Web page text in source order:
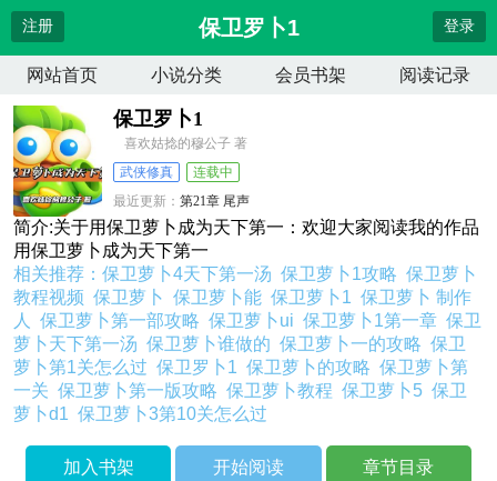
注册 保卫罗卜1 登录
网站首页 小说分类 会员书架 阅读记录
保卫罗卜1
喜欢姑捻的穆公子 著
武侠修真
连载中
最近更新：第21章 尾声
更新时间：2026-04-14 13:19:11
简介:关于用保卫萝卜成为天下第一：欢迎大家阅读我的作品
用保卫萝卜成为天下第一
相关推荐：保卫萝卜4天下第一汤保卫萝卜1攻略保卫萝卜
教程视频保卫萝卜保卫萝卜能保卫萝卜1保卫萝卜 制作
人保卫萝卜第一部攻略保卫萝卜ui保卫萝卜1第一章保卫
萝卜天下第一汤保卫萝卜谁做的保卫萝卜一的攻略保卫
萝卜第1关怎么过保卫罗卜1保卫萝卜的攻略保卫萝卜第
一关保卫萝卜第一版攻略保卫萝卜教程保卫萝卜5保卫
萝卜d1保卫萝卜3第10关怎么过
加入书架 开始阅读 章节目录